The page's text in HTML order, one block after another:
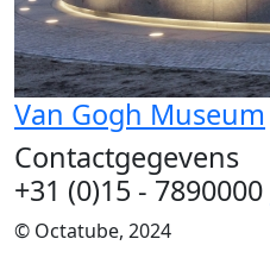
Van Gogh Museum
Contactgegevens
+31 (0)15 - 7890000
© Octatube, 2024